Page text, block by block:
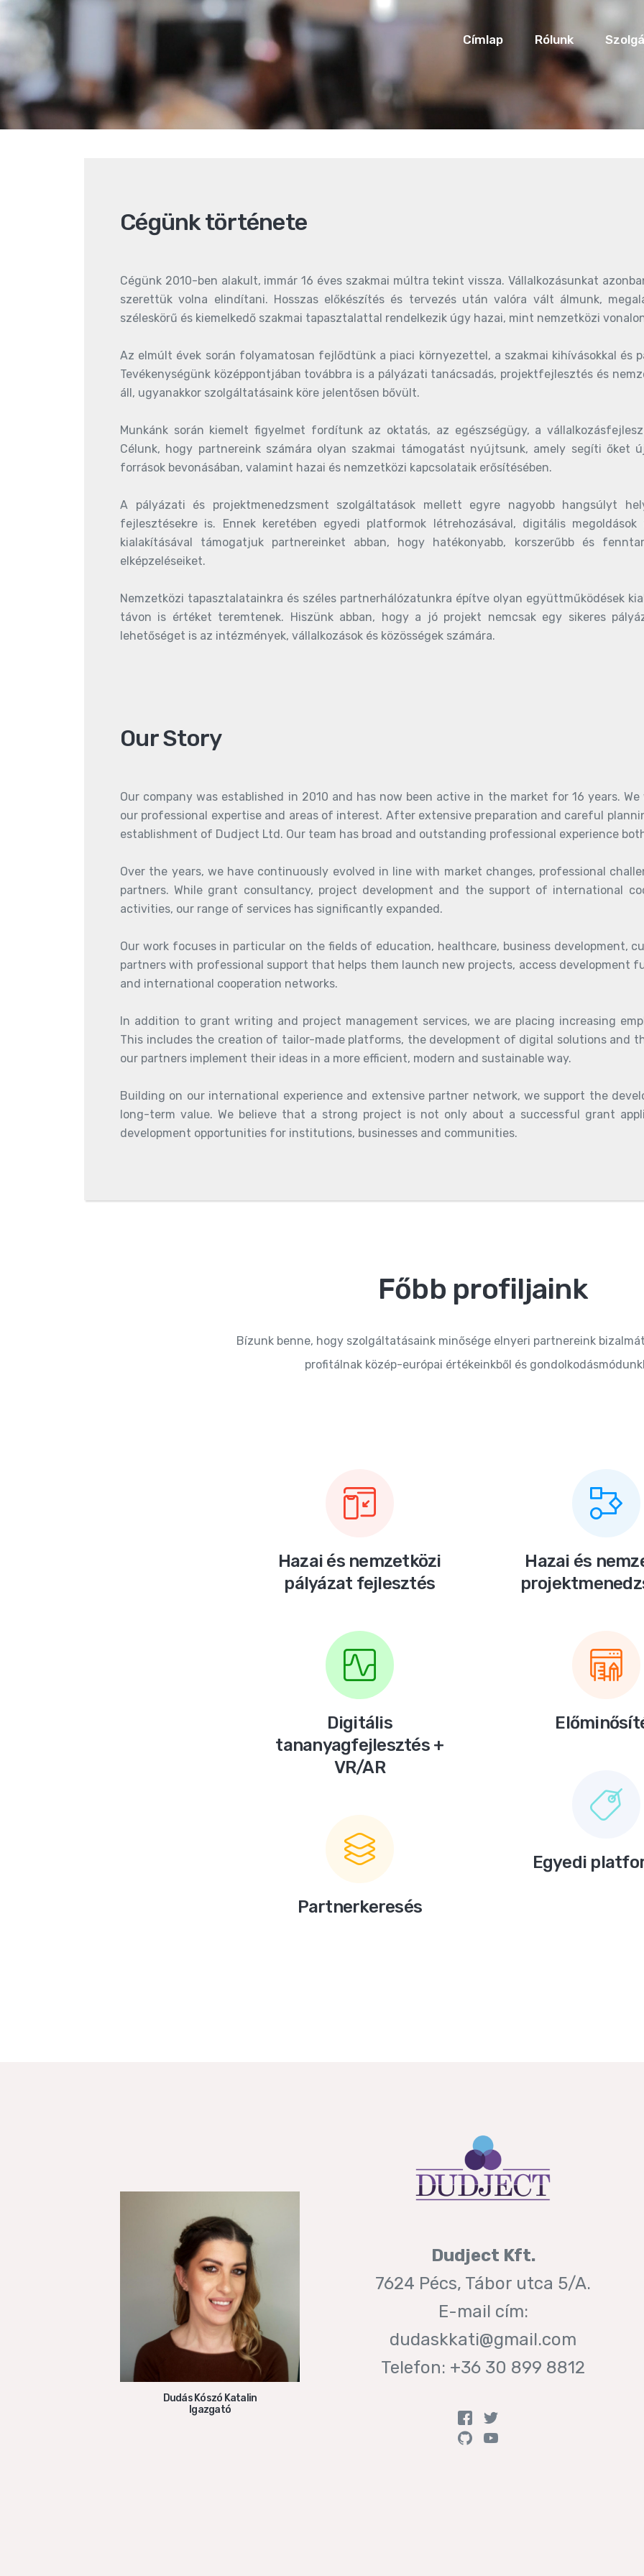
Címlap Rólunk
Cégünk története
Cégünk 2010-ben alakult, immár 16 éves szakmai múltra tekint vissza. Vállalkozásunkat
szerettük volna elindítani. Hosszas előkészítés és tervezés után valóra vált álmunk,
széleskörű és kiemelkedő szakmai tapasztalattal rendelkezik úgy hazai, mint nemzetközi
Az elmúlt évek során folyamatosan fejlődtünk a piaci környezettel, a szakmai kihívásokkal és
Tevékenységünk középpontjában továbbra is a pályázati tanácsadás, projektfejlesztés és
áll, ugyanakkor szolgáltatásaink köre jelentősen bővült.
Munkánk során kiemelt figyelmet fordítunk az oktatás, az egészségügy, a
Célunk, hogy partnereink számára olyan szakmai támogatást nyújtsunk, amely segíti őket
források bevonásában, valamint hazai és nemzetközi kapcsolataik erősítésében.
A pályázati és projektmenedzsment szolgáltatások mellett egyre nagyobb hangsúlyt
fejlesztésekre is. Ennek keretében egyedi platformok létrehozásával, digitális
kialakításával támogatjuk partnereinket abban, hogy hatékonyabb, korszerűbb és
elképzeléseiket.
Nemzetközi tapasztalatainkra és széles partnerhálózatunkra építve olyan együttműködések
távon is értéket teremtenek. Hiszünk abban, hogy a jó projekt nemcsak egy sikeres
lehetőséget is az intézmények, vállalkozások és közösségek számára.
Our Story
Our company was established in 2010 and has now been active in the market for 16 years.
our professional expertise and areas of interest. After extensive preparation and careful
establishment of Dudject Ltd. Our team has broad and outstanding professional experience
Over the years, we have continuously evolved in line with market changes, professional
partners. While grant consultancy, project development and the support of international
activities, our range of services has significantly expanded.
Our work focuses in particular on the fields of education, healthcare, business development,
partners with professional support that helps them launch new projects, access development
and international cooperation networks.
In addition to grant writing and project management services, we are placing increasing
This includes the creation of tailor-made platforms, the development of digital solutions and
our partners implement their ideas in a more efficient, modern and sustainable way.
Building on our international experience and extensive partner network, we support the
long-term value. We believe that a strong project is not only about a successful grant
development opportunities for institutions, businesses and communities.
Főbb profiljaink
Bízunk benne, hogy szolgáltatásaink minősége elnyeri partnereink
profitálnak közép-európai értékeinkből és
Hazai és nemzetközi
pályázat fejlesztés
Digitális
tananyagfejlesztés +
VR/AR
Partnerkeresés
Hazai és
Egyedi
Dudás Kószó Katalin
Igazgató
Dudject Kft.
7624 Pécs, Tábor utca 5/A.
E-mail cím:
dudaskkati@gmail.com
Telefon: +36 30 899 8812